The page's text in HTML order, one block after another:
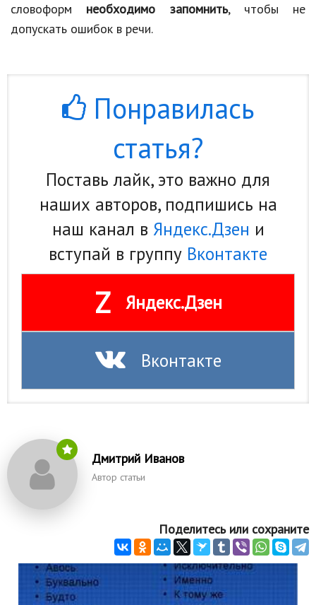
словоформ необходимо запомнить, чтобы не
допускать ошибок в речи.
Понравилась
статья?
Поставь лайк, это важно для
наших авторов, подпишись на
наш канал в Яндекс.Дзен и
вступай в группу Вконтакте
Z Яндекс.Дзен
Вконтакте
Дмитрий Иванов
Автор статьи
Поделитесь или сохраните